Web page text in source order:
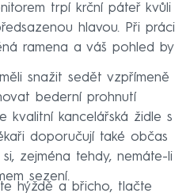
trpí krční páteř kvůli
hlavou. Při práci
ramena a váš pohled by
snažit sedět vzpřímeně
bederní prohnutí
kvalitní kancelářská židle s
doporučují také občas
zejména tehdy, nemáte-li
sezení.
hýždě a břicho, tlačte